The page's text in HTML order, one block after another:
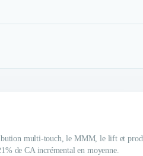
multi-touch, le MMM, le lift et
de CA incrémental en moyenne.